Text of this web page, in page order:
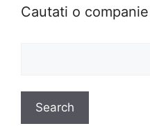
Cautati o companie